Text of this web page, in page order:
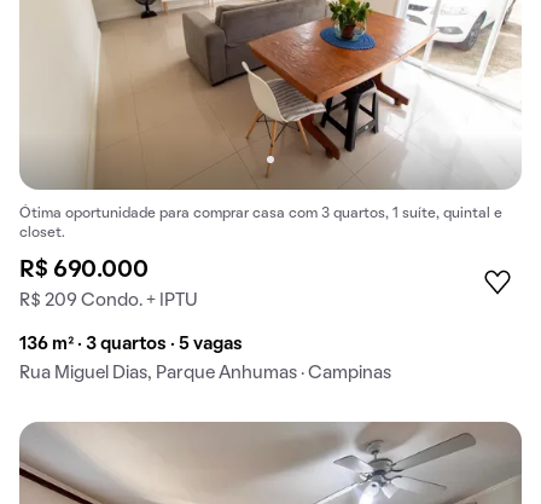
Ótima oportunidade para comprar casa com 3 quartos, 1 suíte, quintal e
closet.
R$ 690.000
R$ 209 Condo. + IPTU
136 m² · 3 quartos · 5 vagas
Rua Miguel Dias, Parque Anhumas · Campinas